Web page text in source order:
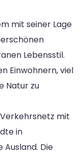
mit seiner Lage
Lebensstil.
Einwohnern, viel
Natur zu
mit
in
Ausland. Die